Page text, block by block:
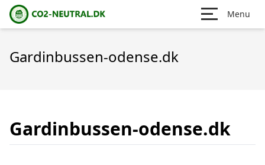
Menu
Gardinbussen-odense.dk
Gardinbussen-odense.dk